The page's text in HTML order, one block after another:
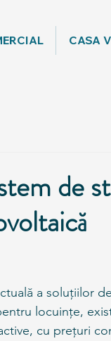
CASA
de
a soluțiilor
locuințe,
cu prețuri